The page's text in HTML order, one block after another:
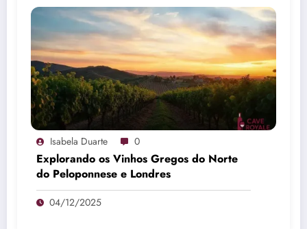
Isabela Duarte 0
Explorando os Vinhos Gregos do Norte
do Peloponnese e Londres
04/12/2025